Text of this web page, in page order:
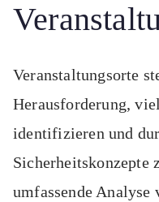
Veranstaltungsorte
Herausforderung,
identifizieren und
Sicherheitskonzepte
umfassende Analyse